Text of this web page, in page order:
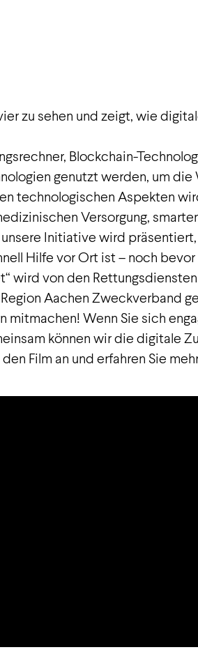
großen Schritten voran –
zu sehen und zeigt, wie
Blockchain-
genutzt werden, um
technologischen Aspekten
Versorgung,
Initiative wird
Hilfe vor Ort ist – noch
wird von den
Aachen Zweckverband
mitmachen! Wenn Sie sich
können wir die digitale
den Film an und erfahren Sie